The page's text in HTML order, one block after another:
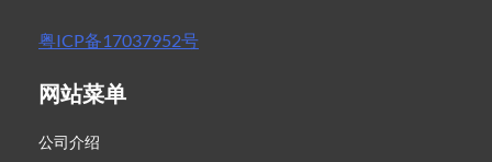
粤ICP备17037952号
网站菜单
公司介绍